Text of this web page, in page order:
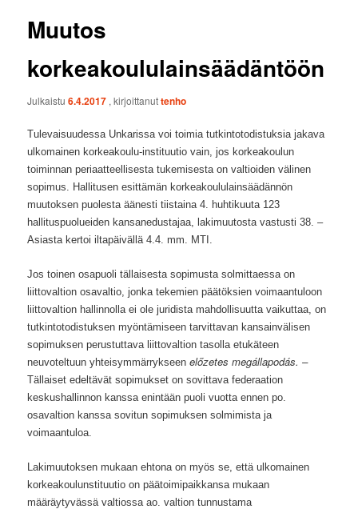
Muutos
korkeakoululainsäädäntöön
Julkaistu6.4.2017 , kirjoittanuttenho
Tulevaisuudessa Unkarissa voi toimia tutkintotodistuksia jakava
ulkomainen korkeakoulu-instituutio vain, jos korkeakoulun
toiminnan periaatteellisesta tukemisesta on valtioiden välinen
sopimus. Hallitusen esittämän korkeakoululainsäädännön
muutoksen puolesta äänesti tiistaina 4. huhtikuuta 123
hallituspuolueiden kansanedustajaa, lakimuutosta vastusti 38. –
Asiasta kertoi iltapäivällä 4.4. mm. MTI.
Jos toinen osapuoli tällaisesta sopimusta solmittaessa on
liittovaltion osavaltio, jonka tekemien päätöksien voimaantuloon
liittovaltion hallinnolla ei ole juridista mahdollisuutta vaikuttaa, on
tutkintotodistuksen myöntämiseen tarvittavan kansainvälisen
sopimuksen perustuttava liittovaltion tasolla etukäteen
neuvoteltuun yhteisymmärrykseenelőzetes megállapodás. –
Tällaiset edeltävät sopimukset on sovittava federaation
keskushallinnon kanssa enintään puoli vuotta ennen po.
osavaltion kanssa sovitun sopimuksen solmimista ja
voimaantuloa.
Lakimuutoksen mukaan ehtona on myös se, että ulkomainen
korkeakoulunstituutio on päätoimipaikkansa mukaan
määräytyvässä valtiossa ao. valtion tunnustama